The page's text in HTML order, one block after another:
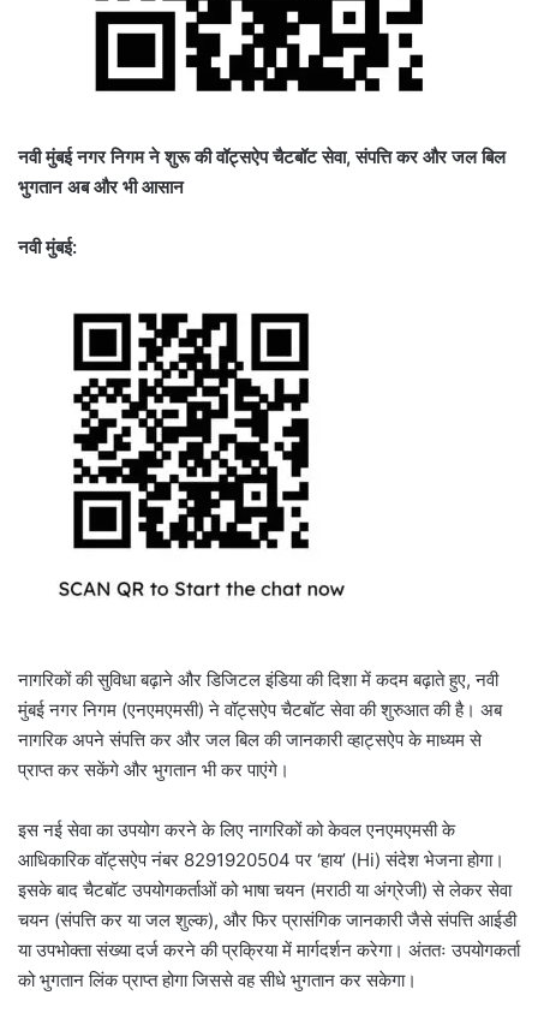
नवी मुंबई नगर निगम ने शुरू की वॉट्सऐप चैटबॉट सेवा, संपत्ति कर और जल बिल
भुगतान अब और भी आसान
नवी मुंबई:
नागरिकों की सुविधा बढ़ाने और डिजिटल इंडिया की दिशा में कदम बढ़ाते हुए, नवी
मुंबई नगर निगम (एनएमएमसी) ने वॉट्सऐप चैटबॉट सेवा की शुरुआत की है। अब
नागरिक अपने संपत्ति कर और जल बिल की जानकारी व्हाट्सऐप के माध्यम से
प्राप्त कर सकेंगे और भुगतान भी कर पाएंगे।
इस नई सेवा का उपयोग करने के लिए नागरिकों को केवल एनएमएमसी के
आधिकारिक वॉट्सऐप नंबर 8291920504 पर ‘हाय’ (Hi) संदेश भेजना होगा।
इसके बाद चैटबॉट उपयोगकर्ताओं को भाषा चयन (मराठी या अंग्रेजी) से लेकर सेवा
चयन (संपत्ति कर या जल शुल्क), और फिर प्रासंगिक जानकारी जैसे संपत्ति आईडी
या उपभोक्ता संख्या दर्ज करने की प्रक्रिया में मार्गदर्शन करेगा। अंततः उपयोगकर्ता
को भुगतान लिंक प्राप्त होगा जिससे वह सीधे भुगतान कर सकेगा।